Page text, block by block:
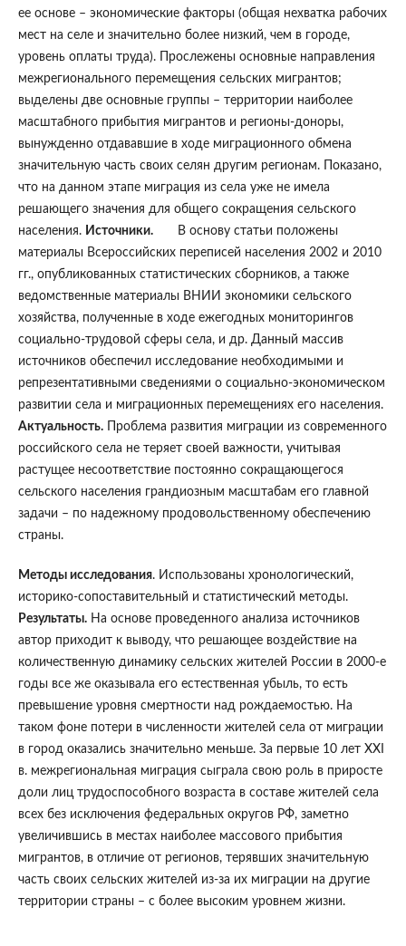
ее основе – экономические факторы (общая нехватка рабочих
мест на селе и значительно более низкий, чем в городе,
уровень оплаты труда). Прослежены основные направления
межрегионального перемещения сельских мигрантов;
выделены две основные группы – территории наиболее
масштабного прибытия мигрантов и регионы-доноры,
вынужденно отдававшие в ходе миграционного обмена
значительную часть своих селян другим регионам. Показано,
что на данном этапе миграция из села уже не имела
решающего значения для общего сокращения сельского
населения. Источники.
В основу статьи положены
материалы Всероссийских переписей населения 2002 и 2010
гг., опубликованных статистических сборников, а также
ведомственные материалы ВНИИ экономики сельского
хозяйства, полученные в ходе ежегодных мониторингов
социально-трудовой сферы села, и др. Данный массив
источников обеспечил исследование необходимыми и
репрезентативными сведениями о социально-экономическом
развитии села и миграционных перемещениях его населения.
Актуальность.Проблема развития миграции из современного
российского села не теряет своей важности, учитывая
растущее несоответствие постоянно сокращающегося
сельского населения грандиозным масштабам его главной
задачи – по надежному продовольственному обеспечению
страны.
Методы исследования. Использованы хронологический,
историко-сопоставительный и статистический методы.
Результаты.На основе проведенного анализа источников
автор приходит к выводу, что решающее воздействие на
количественную динамику сельских жителей России в 2000-е
годы все же оказывала его естественная убыль, то есть
превышение уровня смертности над рождаемостью. На
таком фоне потери в численности жителей села от миграции
в город оказались значительно меньше. За первые 10 лет ХХI
в. межрегиональная миграция сыграла свою роль в приросте
доли лиц трудоспособного возраста в составе жителей села
всех без исключения федеральных округов РФ, заметно
увеличившись в местах наиболее массового прибытия
мигрантов, в отличие от регионов, терявших значительную
часть своих сельских жителей из-за их миграции на другие
территории страны – с более высоким уровнем жизни.